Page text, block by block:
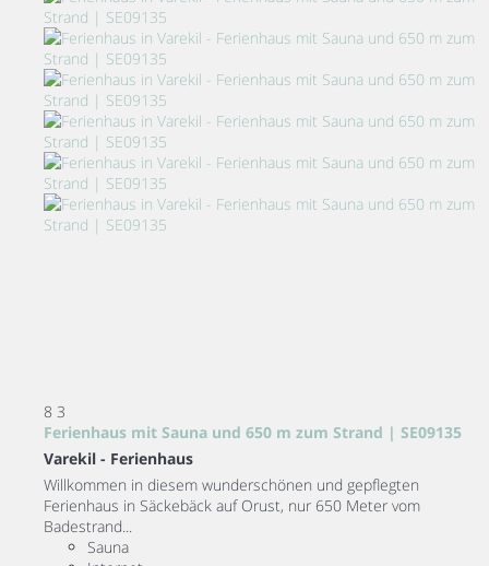
8 3
Ferienhaus mit Sauna und 650 m zum Strand | SE09135
Varekil - Ferienhaus
Willkommen in diesem wunderschönen und gepflegten
Ferienhaus in Säckebäck auf Orust, nur 650 Meter vom
Badestrand...
Sauna